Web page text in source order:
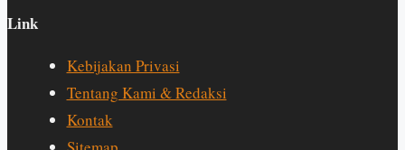
Link
Kebijakan Privasi
Tentang Kami & Redaksi
Kontak